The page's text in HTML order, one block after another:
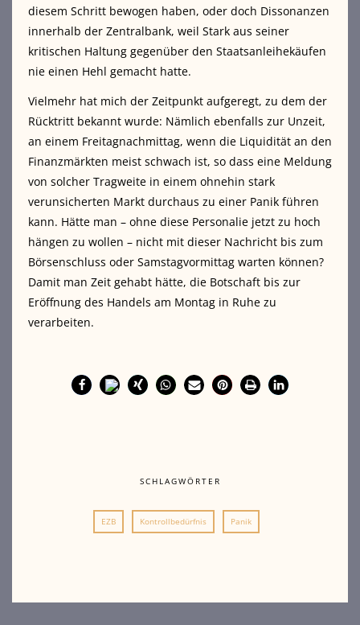
diesem Schritt bewogen haben, oder doch Dissonanzen
innerhalb der Zentralbank, weil Stark aus seiner
kritischen Haltung gegenüber den Staatsanleihekäufen
nie einen Hehl gemacht hatte.
Vielmehr hat mich der Zeitpunkt aufgeregt, zu dem der
Rücktritt bekannt wurde: Nämlich ebenfalls zur Unzeit,
an einem Freitagnachmittag, wenn die Liquidität an den
Finanzmärkten meist schwach ist, so dass eine Meldung
von solcher Tragweite in einem ohnehin stark
verunsicherten Markt durchaus zu einer Panik führen
kann. Hätte man – ohne diese Personalie jetzt zu hoch
hängen zu wollen – nicht mit dieser Nachricht bis zum
Börsenschluss oder Samstagvormittag warten können?
Damit man Zeit gehabt hätte, die Botschaft bis zur
Eröffnung des Handels am Montag in Ruhe zu
verarbeiten.
SCHLAGWÖRTER
EZB Kontrollbedürfnis Panik